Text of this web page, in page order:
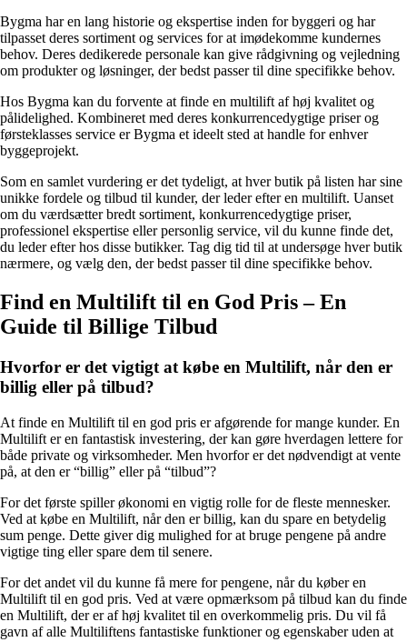
Bygma har en lang historie og ekspertise inden for byggeri og har
tilpasset deres sortiment og services for at imødekomme kundernes
behov. Deres dedikerede personale kan give rådgivning og vejledning
om produkter og løsninger, der bedst passer til dine specifikke behov.
Hos Bygma kan du forvente at finde en multilift af høj kvalitet og
pålidelighed. Kombineret med deres konkurrencedygtige priser og
førsteklasses service er Bygma et ideelt sted at handle for enhver
byggeprojekt.
Som en samlet vurdering er det tydeligt, at hver butik på listen har sine
unikke fordele og tilbud til kunder, der leder efter en multilift. Uanset
om du værdsætter bredt sortiment, konkurrencedygtige priser,
professionel ekspertise eller personlig service, vil du kunne finde det,
du leder efter hos disse butikker. Tag dig tid til at undersøge hver butik
nærmere, og vælg den, der bedst passer til dine specifikke behov.
Find en Multilift til en God Pris – En
Guide til Billige Tilbud
Hvorfor er det vigtigt at købe en Multilift, når den er
billig eller på tilbud?
At finde en Multilift til en god pris er afgørende for mange kunder. En
Multilift er en fantastisk investering, der kan gøre hverdagen lettere for
både private og virksomheder. Men hvorfor er det nødvendigt at vente
på, at den er “billig” eller på “tilbud”?
For det første spiller økonomi en vigtig rolle for de fleste mennesker.
Ved at købe en Multilift, når den er billig, kan du spare en betydelig
sum penge. Dette giver dig mulighed for at bruge pengene på andre
vigtige ting eller spare dem til senere.
For det andet vil du kunne få mere for pengene, når du køber en
Multilift til en god pris. Ved at være opmærksom på tilbud kan du finde
en Multilift, der er af høj kvalitet til en overkommelig pris. Du vil få
gavn af alle Multiliftens fantastiske funktioner og egenskaber uden at